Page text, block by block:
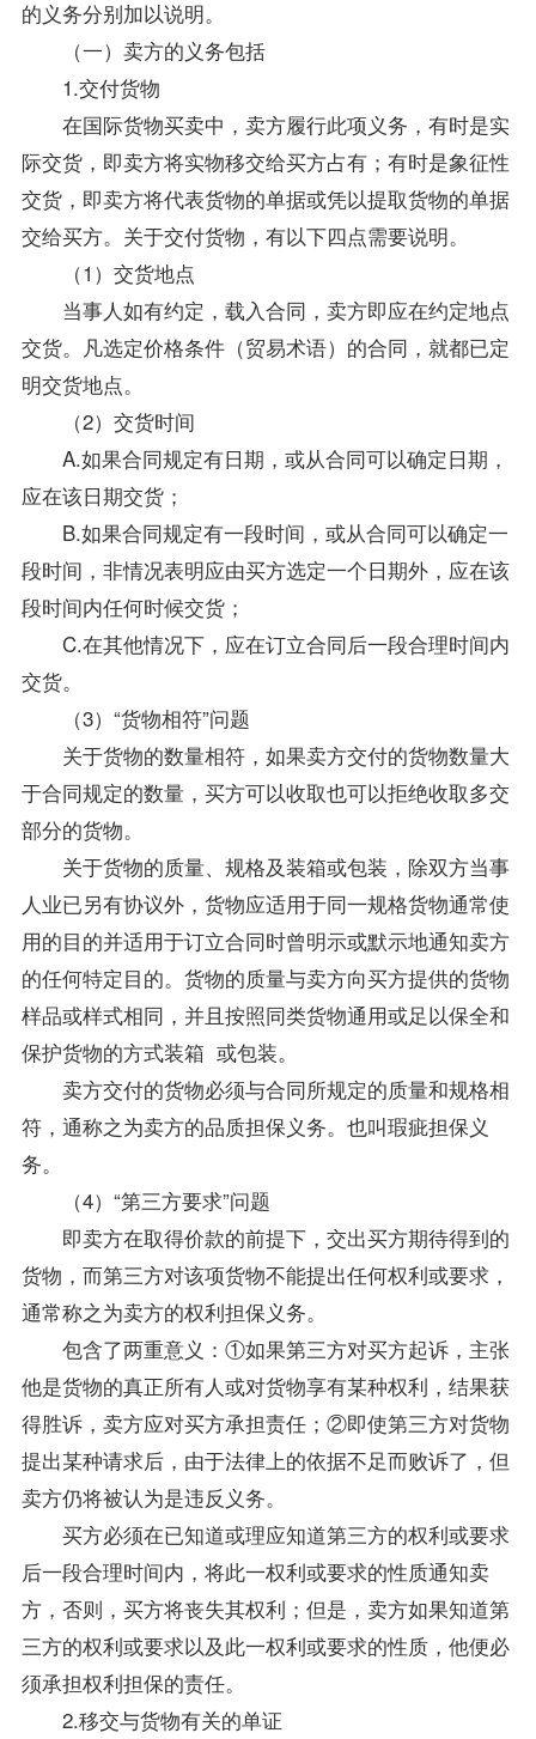
的义务分别加以说明。
（一）卖方的义务包括
1.交付货物
在国际货物买卖中，卖方履行此项义务，有时是实
际交货，即卖方将实物移交给买方占有；有时是象征性
交货，即卖方将代表货物的单据或凭以提取货物的单据
交给买方。关于交付货物，有以下四点需要说明。
（1）交货地点
当事人如有约定，载入合同，卖方即应在约定地点
交货。凡选定价格条件（贸易术语）的合同，就都已定
明交货地点。
（2）交货时间
A.如果合同规定有日期，或从合同可以确定日期，
应在该日期交货；
B.如果合同规定有一段时间，或从合同可以确定一
段时间，非情况表明应由买方选定一个日期外，应在该
段时间内任何时候交货；
C.在其他情况下，应在订立合同后一段合理时间内
交货。
（3）“货物相符”问题
关于货物的数量相符，如果卖方交付的货物数量大
于合同规定的数量，买方可以收取也可以拒绝收取多交
部分的货物。
关于货物的质量、规格及装箱或包装，除双方当事
人业已另有协议外，货物应适用于同一规格货物通常使
用的目的并适用于订立合同时曾明示或默示地通知卖方
的任何特定目的。货物的质量与卖方向买方提供的货物
样品或样式相同，并且按照同类货物通用或足以保全和
保护货物的方式装箱 或包装。
卖方交付的货物必须与合同所规定的质量和规格相
符，通称之为卖方的品质担保义务。也叫瑕疵担保义
务。
（4）“第三方要求”问题
即卖方在取得价款的前提下，交出买方期待得到的
货物，而第三方对该项货物不能提出任何权利或要求，
通常称之为卖方的权利担保义务。
包含了两重意义：①如果第三方对买方起诉，主张
他是货物的真正所有人或对货物享有某种权利，结果获
得胜诉，卖方应对买方承担责任；②即使第三方对货物
提出某种请求后，由于法律上的依据不足而败诉了，但
卖方仍将被认为是违反义务。
买方必须在已知道或理应知道第三方的权利或要求
后一段合理时间内，将此一权利或要求的性质通知卖
方，否则，买方将丧失其权利；但是，卖方如果知道第
三方的权利或要求以及此一权利或要求的性质，他便必
须承担权利担保的责任。
2.移交与货物有关的单证